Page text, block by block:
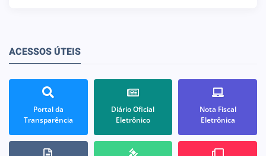
ACESSOS ÚTEIS
Portal da
Transparência
Diário Oficial
Eletrônico
Nota Fiscal
Eletrônica